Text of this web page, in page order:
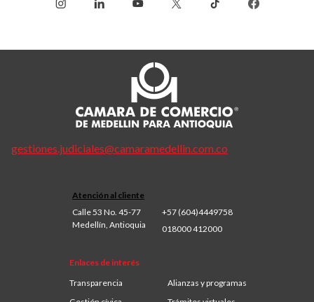
gestiones.judiciales@camaramedellin.com.co
Atención al cliente
Calle 53 No. 45-77
Medellín, Antioquia
+57 (604)4449758
018000 412000
Enlaces de interés
Transparencia
Alianzas y programas